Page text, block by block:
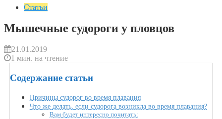
Статьи
Мышечные судороги у пловцов
21.01.2019
1 мин. на чтение
Содержание статьи
Причины судорог во время плавания
Что же делать, если судорога возникла во время плавания?
Вам будет интересно почитать: